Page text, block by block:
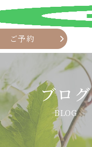
ご予約
ブログ
BLOG